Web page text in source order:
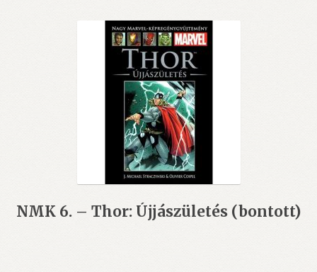
NMK 6. – Thor: Újjászületés (bontott)